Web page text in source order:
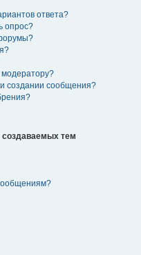
ответа?
опрос?
создании сообщения?
тем